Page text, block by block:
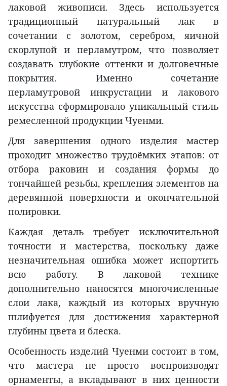
лаковой живописи. Здесь используется
традиционный натуральный лак в
сочетании с золотом, серебром, яичной
скорлупой и перламутром, что позволяет
создавать глубокие оттенки и долговечные
покрытия. Именно сочетание
перламутровой инкрустации и лакового
искусства сформировало уникальный стиль
ремесленной продукции Чуенми.
Для завершения одного изделия мастер
проходит множество трудоёмких этапов: от
отбора раковин и создания формы до
тончайшей резьбы, крепления элементов на
деревянной поверхности и окончательной
полировки.
Каждая деталь требует исключительной
точности и мастерства, поскольку даже
незначительная ошибка может испортить
всю работу. В лаковой технике
дополнительно наносятся многочисленные
слои лака, каждый из которых вручную
шлифуется для достижения характерной
глубины цвета и блеска.
Особенность изделий Чуенми состоит в том,
что мастера не просто воспроизводят
орнаменты, а вкладывают в них ценности